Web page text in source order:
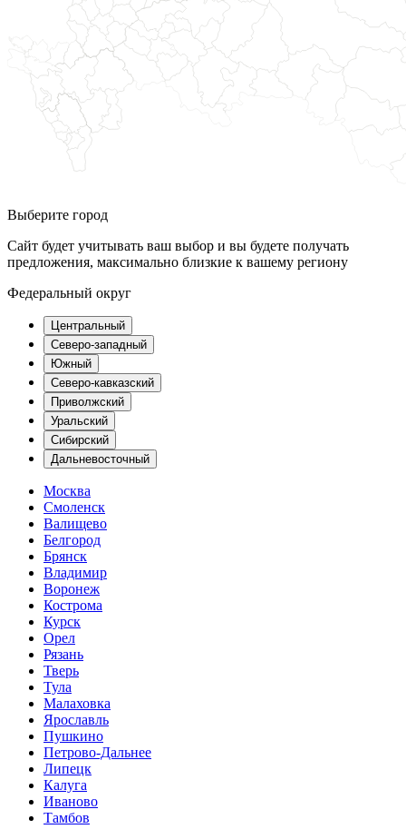
Выберите город
Сайт будет учитывать ваш выбор и вы будете получать
предложения, максимально близкие к вашему региону
Федеральный округ
Центральный
Северо-западный
Южный
Северо-кавказский
Приволжский
Уральский
Сибирский
Дальневосточный
Москва
Смоленск
Валищево
Белгород
Брянск
Владимир
Воронеж
Кострома
Курск
Орел
Рязань
Тверь
Тула
Малаховка
Ярославль
Пушкино
Петрово-Дальнее
Липецк
Калуга
Иваново
Тамбов